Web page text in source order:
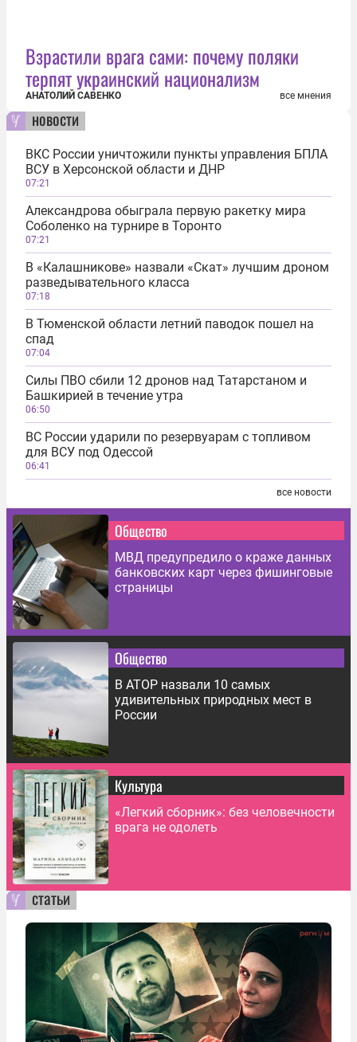
Взрастили врага сами: почему поляки
терпят украинский национализм
АНАТОЛИЙ САВЕНКО все мнения
новости
ВКС России уничтожили пункты управления БПЛА
ВСУ в Херсонской области и ДНР
07:21
Александрова обыграла первую ракетку мира
Соболенко на турнире в Торонто
07:21
В «Калашникове» назвали «Скат» лучшим дроном
разведывательного класса
07:18
В Тюменской области летний паводок пошел на
спад
07:04
Силы ПВО сбили 12 дронов над Татарстаном и
Башкирией в течение утра
06:50
ВС России ударили по резервуарам с топливом
для ВСУ под Одессой
06:41
все новости
Общество
МВД предупредило о краже данных
банковских карт через фишинговые
страницы
Общество
В АТОР назвали 10 самых
удивительных природных мест в
России
Культура
«Легкий сборник»: без человечности
врага не одолеть
статьи